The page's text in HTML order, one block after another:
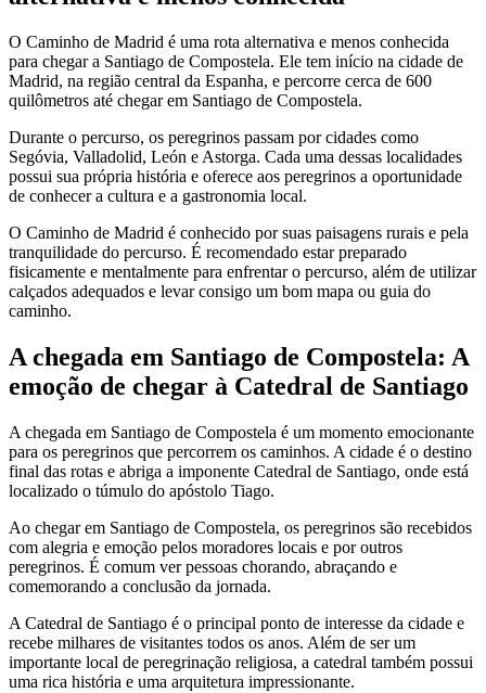
O Caminho de Madrid é uma rota alternativa e menos conhecida
para chegar a Santiago de Compostela. Ele tem início na cidade de
Madrid, na região central da Espanha, e percorre cerca de 600
quilômetros até chegar em Santiago de Compostela.
Durante o percurso, os peregrinos passam por cidades como
Segóvia, Valladolid, León e Astorga. Cada uma dessas localidades
possui sua própria história e oferece aos peregrinos a oportunidade
de conhecer a cultura e a gastronomia local.
O Caminho de Madrid é conhecido por suas paisagens rurais e pela
tranquilidade do percurso. É recomendado estar preparado
fisicamente e mentalmente para enfrentar o percurso, além de utilizar
calçados adequados e levar consigo um bom mapa ou guia do
caminho.
A chegada em Santiago de Compostela: A
emoção de chegar à Catedral de Santiago
A chegada em Santiago de Compostela é um momento emocionante
para os peregrinos que percorrem os caminhos. A cidade é o destino
final das rotas e abriga a imponente Catedral de Santiago, onde está
localizado o túmulo do apóstolo Tiago.
Ao chegar em Santiago de Compostela, os peregrinos são recebidos
com alegria e emoção pelos moradores locais e por outros
peregrinos. É comum ver pessoas chorando, abraçando e
comemorando a conclusão da jornada.
A Catedral de Santiago é o principal ponto de interesse da cidade e
recebe milhares de visitantes todos os anos. Além de ser um
importante local de peregrinação religiosa, a catedral também possui
uma rica história e uma arquitetura impressionante.